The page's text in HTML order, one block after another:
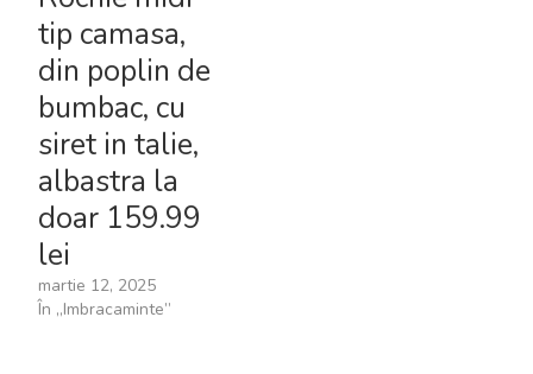
tip camasa,
din poplin de
bumbac, cu
siret in talie,
albastra la
doar 159.99
lei
martie 12, 2025
În „Imbracaminte”